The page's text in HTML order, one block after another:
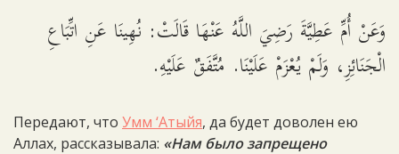
وَعَنْ أُمِّ عَطِيَّةَ رَضِيَ اللَّهُ عَنْهَا قَالَتْ: نُهِينَا عَنِ اتِّبَاعِ
الْجَنَائِزِ، وَلَمْ يُعْزَمْ عَلَيْنَا. مُتَّفَقٌ عَلَيْهِ.
Передают, что Умм ‘Атыйя, да будет доволен ею
Аллах, рассказывала: «Нам было запрещено